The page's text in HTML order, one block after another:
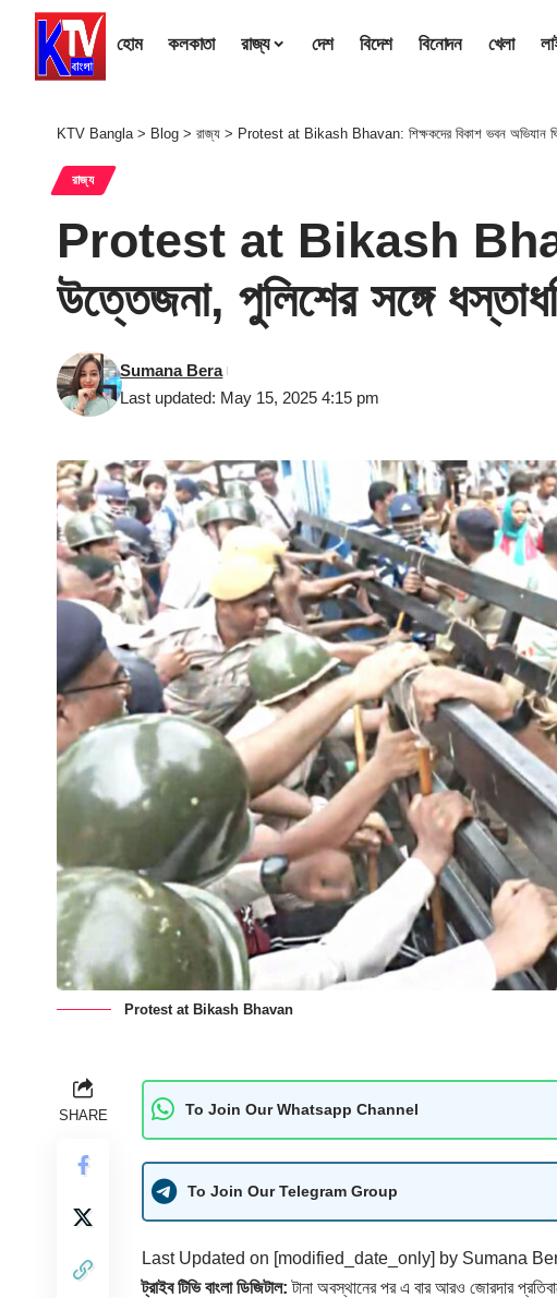
হোম কলকাতা রাজ্য দেশ বিদেশ বিনোদন খেলা
KTV Bangla> Blog > রাজ্য > Protest at Bikash Bhavan: শিক্ষকদের বিকাশ ভবন অভিযান
রাজ্য
Protest at Bikash
উত্তেজনা, পুলিশের সঙ্গে
Last updated: May 15, 2025 4:15 pm
Sumana Bera
Protest at Bikash Bhavan
SHARE To Join Our Whatsapp Channel
To Join Our Telegram Group
Last Updated on [modified_date_only] by Sumana
ট্রাইব টিভি বাংলা ডিজিটাল:টানা অবস্থানের পর এ বার আরও জোরদার